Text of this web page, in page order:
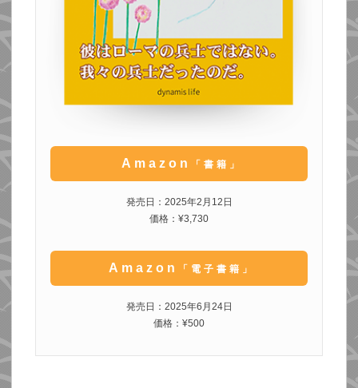
Amazon 「書籍」
発売日：2025年2月12日
価格：¥3,730
Amazon 「電子書籍」
発売日：2025年6月24日
価格：¥500